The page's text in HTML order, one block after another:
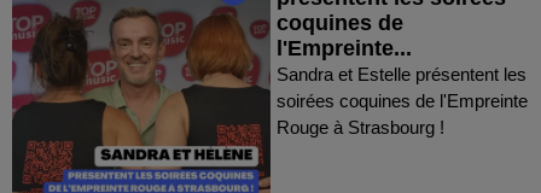
coquines de
l'Empreinte...
Sandra et Estelle présentent les
soirées coquines de l'Empreinte
Rouge à Strasbourg !